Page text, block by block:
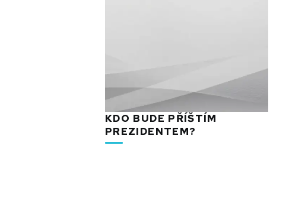
KDO BUDE PŘÍŠTÍM
PREZIDENTEM?